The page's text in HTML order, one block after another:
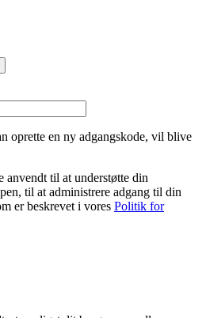
oprette en ny adgangskode, vil blive
til at understøtte din
til at administrere adgang til din
er beskrevet i vores Politik for